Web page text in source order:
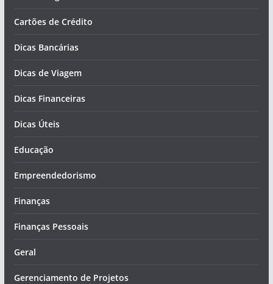
Cartões de Crédito
Dicas Bancárias
Dicas de Viagem
Dicas Financeiras
Dicas Úteis
Educação
Empreendedorismo
Finanças
Finanças Pessoais
Geral
Gerenciamento de Projetos